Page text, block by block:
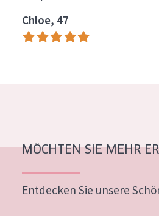
Lift+
Expert
Mischhaut und fettige Haut
Reife Haut
Der Sonne ausgesetzte Haut
Chloe, 47
MÖCHTEN SIE MEHR
Entdecken Sie unsere